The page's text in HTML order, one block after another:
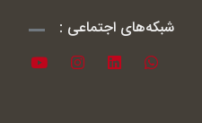
شبکه‌های اجتماعی :